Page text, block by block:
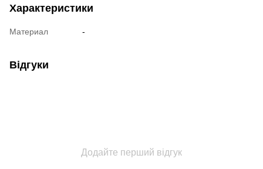
Характеристики
Материал -
Відгуки
Додайте перший відгук